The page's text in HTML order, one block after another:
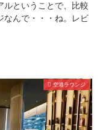
ルということで、比較
なんで・・・ね。レビ
空港ラウンジ